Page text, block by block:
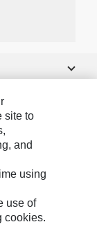
site to
and
using
use of
cookies.